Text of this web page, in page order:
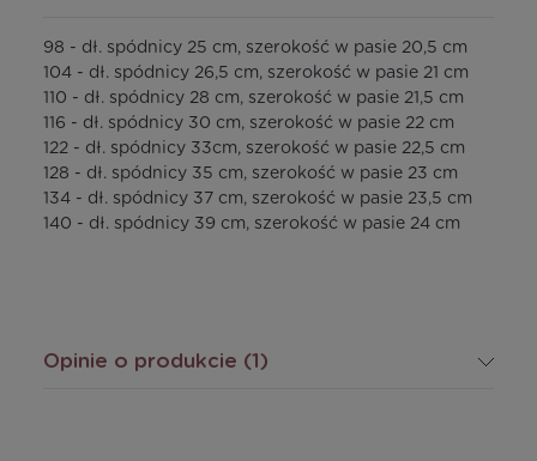
98 - dł. spódnicy 25 cm, szerokość w pasie 20,5 cm
104 - dł. spódnicy 26,5 cm, szerokość w pasie 21 cm
110 - dł. spódnicy 28 cm, szerokość w pasie 21,5 cm
116 - dł. spódnicy 30 cm, szerokość w pasie 22 cm
122 - dł. spódnicy 33cm, szerokość w pasie 22,5 cm
128 - dł. spódnicy 35 cm, szerokość w pasie 23 cm
134 - dł. spódnicy 37 cm, szerokość w pasie 23,5 cm
140 - dł. spódnicy 39 cm, szerokość w pasie 24 cm
Opinie o produkcie (1)